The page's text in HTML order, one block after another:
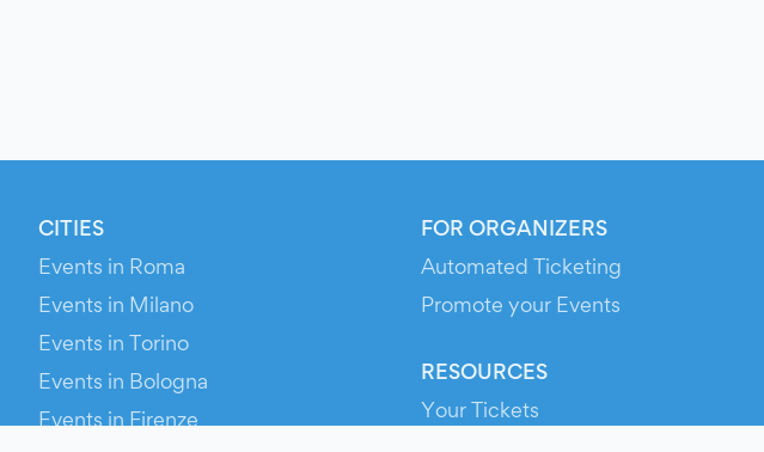
CITIES
Events in Roma
Events in Milano
Events in Torino
Events in Bologna
Events in Firenze
FOR ORGANIZERS
Automated Ticketing
Promote your Events
RESOURCES
Your Tickets